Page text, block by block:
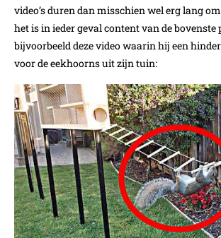
video’s duren dan misschien wel erg lang
het is in ieder geval content van de bovenste
bijvoorbeeld deze video waarin hij een
voor de eekhoorns uit zijn tuin: